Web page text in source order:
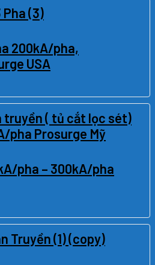
200kA/pha,
USA
pha – 300kA/pha